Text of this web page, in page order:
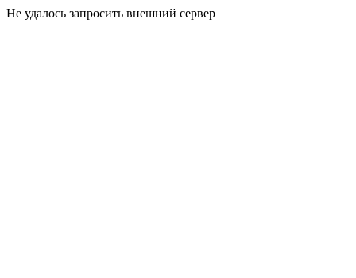
Не удалось запросить внешний сервер